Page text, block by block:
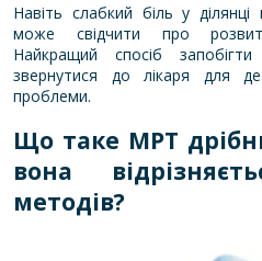
Навіть слабкий біль у ділянці
може свідчити про
Найкращий спосіб
звернутися до лікаря для
проблеми.
Що таке МРТ
вона
методів?